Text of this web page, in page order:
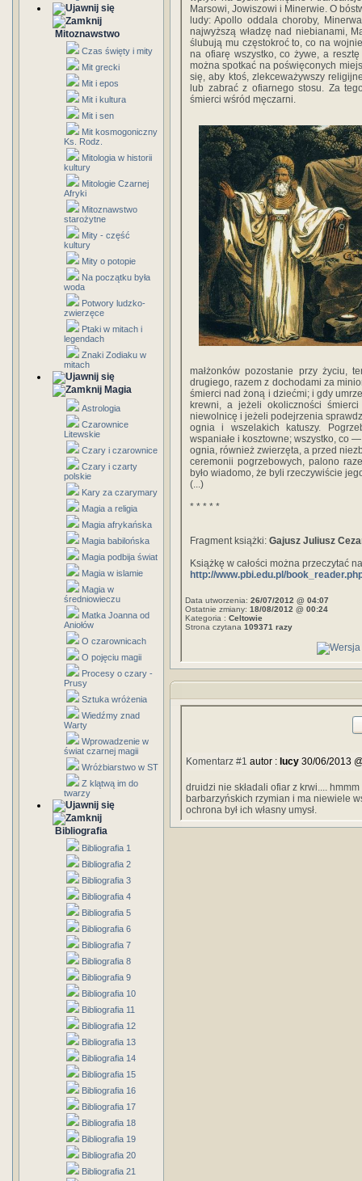
Mitoznawstwo
Czas święty i mity
Mit grecki
Mit i epos
Mit i kultura
Mit i sen
Mit kosmogoniczny
Ks. Rodz.
Mitologia w historii
kultury
Mitologie Czarnej
Afryki
Mitoznawstwo
starożytne
Mity - część
kultury
Mity o potopie
Na początku była
woda
Potwory ludzko-
zwierzęce
Ptaki w mitach i
legendach
Znaki Zodiaku w
mitach
Magia
Astrologia
Czarownice
Litewskie
Czary i czarownice
Czary i czarty
polskie
Kary za czarymary
Magia a religia
Magia afrykańska
Magia babilońska
Magia podbija świat
Magia w islamie
Magia w
średniowieczu
Matka Joanna od
Aniołów
O czarownicach
O pojęciu magii
Procesy o czary -
Prusy
Sztuka wróżenia
Wiedźmy znad
Warty
Wprowadzenie w
świat czarnej magii
Wróżbiarstwo w ST
Z klątwą im do
twarzy
Bibliografia
Bibliografia 1
Bibliografia 2
Bibliografia 3
Bibliografia 4
Bibliografia 5
Bibliografia 6
Bibliografia 7
Bibliografia 8
Bibliografia 9
Bibliografia 10
Bibliografia 11
Bibliografia 12
Bibliografia 13
Bibliografia 14
Bibliografia 15
Bibliografia 16
Bibliografia 17
Bibliografia 18
Bibliografia 19
Bibliografia 20
Bibliografia 21
Marsowi, Jowiszowi i Minerwie. O
ludy: Apollo oddala choroby,
najwyższą władzę nad niebianami,
ślubują mu częstokroć to, co na
na ofiarę wszystko, co żywe, a
można spotkać na poświęconych
się, aby ktoś, zlekceważywszy
lub zabrać z ofiarnego stosu. Za
śmierci wśród męczarni.
małżonków pozostanie przy życiu,
drugiego, razem z dochodami za
śmierci nad żoną i dziećmi; i gdy
krewni, a jeżeli okoliczności
niewolnicę i jeżeli podejrzenia
ognia i wszelakich katuszy.
wspaniałe i kosztowne; wszystko, co
ognia, również zwierzęta, a przed
ceremonii pogrzebowych, palono
było wiadomo, że byli rzeczywiście
(...)
* * * * *
Fragment książki: Gajusz Juliusz
Książkę w całości można przeczytać
http://www.pbi.edu.pl/
Data utworzenia: 26/07/2012 @ 04:07
Ostatnie zmiany: 18/08/2012 @ 00:24
Kategoria : Celtowie
Strona czytana 109371 razy
Komentarz #1 autor : lucy 30/06/2013
druidzi nie składali ofiar z krwi....
barbarzyńskich rzymian i ma niewiele
ochrona był ich własny umysł.